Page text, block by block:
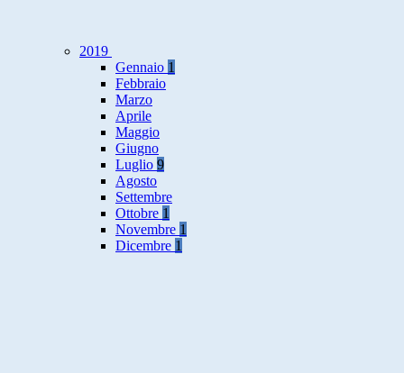
2019
Gennaio 1
Febbraio
Marzo
Aprile
Maggio
Giugno
Luglio 9
Agosto
Settembre
Ottobre 1
Novembre 1
Dicembre 1